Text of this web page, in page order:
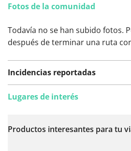
Fotos de la comunidad
Todavía no se han subido fotos.
después de terminar una ruta
Incidencias reportadas
Ver en el mapa
Lugares de interés
Productos interesantes para tu